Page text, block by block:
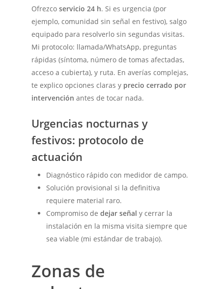
Ofrezcoservicio 24 h. Si es urgencia (por
ejemplo, comunidad sin señal en festivo), salgo
equipado para resolverlo sin segundas visitas.
Mi protocolo: llamada/WhatsApp, preguntas
rápidas (síntoma, número de tomas afectadas,
acceso a cubierta), y ruta. En averías complejas,
te explico opciones claras y precio cerrado por
intervención antes de tocar nada.
Urgencias nocturnas y
festivos: protocolo de
actuación
Diagnóstico rápido con medidor de campo.
Solución provisional si la definitiva
requiere material raro.
Compromiso dedejar señal y cerrar la
instalación en la misma visita siempre que
sea viable (mi estándar de trabajo).
Zonas de